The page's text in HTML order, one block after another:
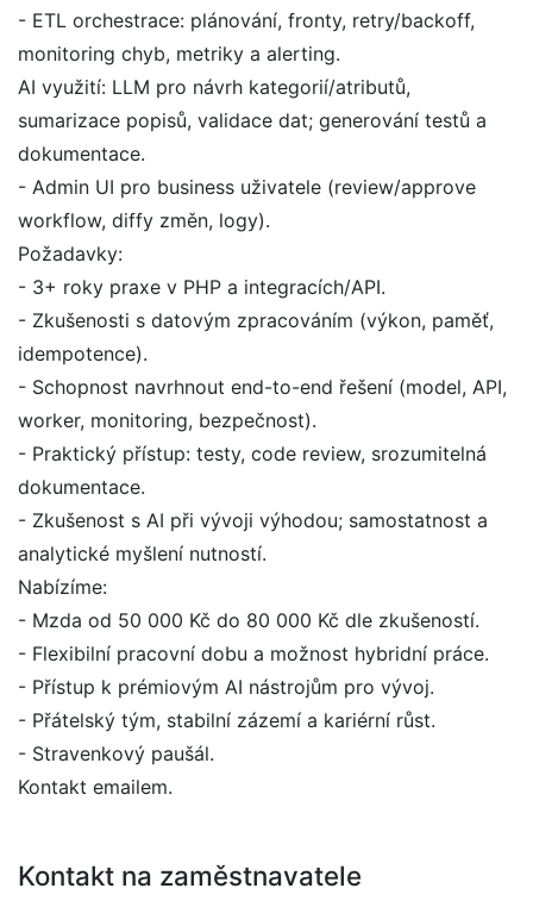
- ETL orchestrace: plánování, fronty, retry/backoff,
monitoring chyb, metriky a alerting.
AI využití: LLM pro návrh kategorií/atributů,
sumarizace popisů, validace dat; generování testů a
dokumentace.
- Admin UI pro business uživatele (review/approve
workflow, diffy změn, logy).
Požadavky:
- 3+ roky praxe v PHP a integracích/API.
- Zkušenosti s datovým zpracováním (výkon, paměť,
idempotence).
- Schopnost navrhnout end-to-end řešení (model, API,
worker, monitoring, bezpečnost).
- Praktický přístup: testy, code review, srozumitelná
dokumentace.
- Zkušenost s AI při vývoji výhodou; samostatnost a
analytické myšlení nutností.
Nabízíme:
- Mzda od 50 000 Kč do 80 000 Kč dle zkušeností.
- Flexibilní pracovní dobu a možnost hybridní práce.
- Přístup k prémiovým AI nástrojům pro vývoj.
- Přátelský tým, stabilní zázemí a kariérní růst.
- Stravenkový paušál.
Kontakt emailem.
Kontakt na zaměstnavatele